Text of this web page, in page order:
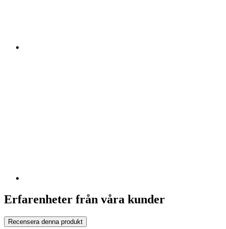
Erfarenheter från våra kunder
Recensera denna produkt